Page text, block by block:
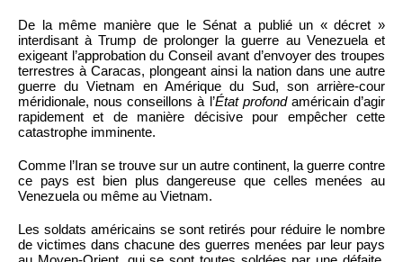
De la même manière que le Sénat a publié un « décret »
interdisant à Trump de prolonger la guerre au Venezuela et
exigeant l’approbation du Conseil avant d’envoyer des troupes
terrestres à Caracas, plongeant ainsi la nation dans une autre
guerre du Vietnam en Amérique du Sud, son arrière-cour
méridionale, nous conseillons à l’État profondaméricain d’agir
rapidement et de manière décisive pour empêcher cette
catastrophe imminente.
Comme l’Iran se trouve sur un autre continent, la guerre contre
ce pays est bien plus dangereuse que celles menées au
Venezuela ou même au Vietnam.
Les soldats américains se sont retirés pour réduire le nombre
de victimes dans chacune des guerres menées par leur pays